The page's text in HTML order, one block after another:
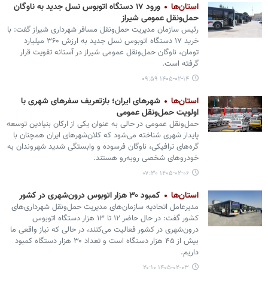
استان‌ها
ورود ۱۷ دستگاه اتوبوس نسل جدید به ناوگان
حمل‌ونقل عمومی شیراز
رئیس سازمان مدیریت حمل‌ونقل مسافر شهرداری شیراز گفت: با
خرید ۱۷ دستگاه اتوبوس نسل جدید به ارزش ۳۶۰ میلیارد
تومان، ناوگان حمل‌ونقل عمومی شیراز در آستانه تقویت قرار
گرفته است.
۱۴۰۵-۰۲-۱۴ ۰۹:۵۹
استان‌ها
شهرهای ایران؛ بازتعریف سفرهای شهری با
اولویت حمل‌ونقل عمومی
حمل‌ونقل عمومی در حالی به عنوان یکی از ارکان بنیادین توسعه
پایدار شهری شناخته می‌شود که کلان‌شهرهای ایران همچنان با
گره‌های ترافیکی، ناوگان فرسوده و وابستگی شدید شهروندان به
خودروهای شخصی روبه‌رو هستند.
۱۴۰۵-۰۲-۰۶ ۰۷:۳۰
استان‌ها کمبود ۳۰ هزار اتوبوس ‌درون‌شهری در کشور
مدیرعامل اتحادیه سازمان‌های مدیریت حمل‌ونقل شهرداری‌های
کشور گفت: در حال حاضر ۱۲ تا ۱۳ هزار دستگاه اتوبوس
درون‌شهری در کشور فعالیت می‌کنند، در حالی که نیاز واقعی ما
بیش از ۴۵ هزار دستگاه است و تعداد ۳۰ هزار دستگاه کمبود
داریم.
۱۴۰۵-۰۲-۰۳ ۲۰:۱۰